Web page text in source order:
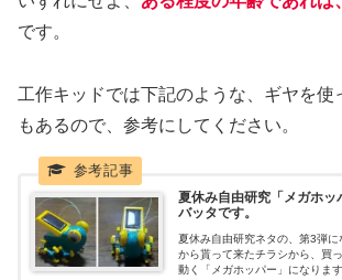
です。
工作キッドでは下記のような、ギヤを使
もあるので、参考にしてください。
夏休み自由研究「メガホッ
バッタです。
夏休み自由研究ネタの、第3弾
から貰って来たチラシから、買
動く「メガホッパー」になりま